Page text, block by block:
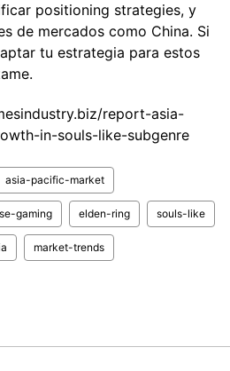
positioning strategies, y
de mercados como China. Si
tu estrategia para estos
report-asia-
in-souls-like-subgenre
asia-pacific-market
gaming elden-ring souls-like
market-trends